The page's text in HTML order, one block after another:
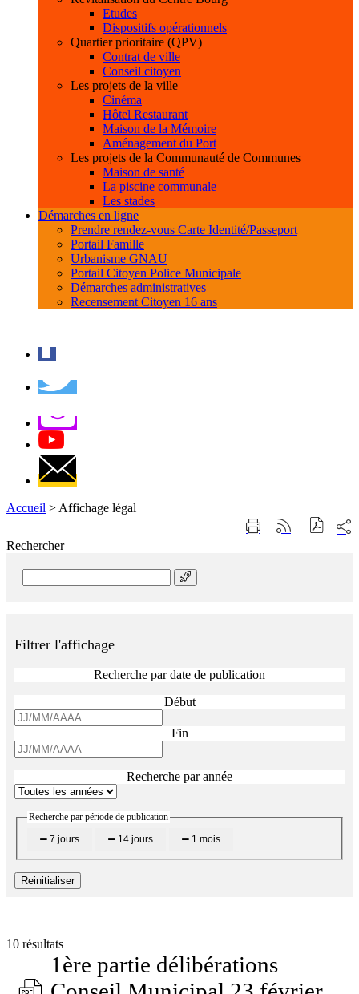
Etudes
Dispositifs opérationnels
Quartier prioritaire (QPV)
Contrat de ville
Conseil citoyen
Les projets de la ville
Cinéma
Hôtel Restaurant
Maison de la Mémoire
Aménagement du Port
Les projets de la Communauté de Communes
Maison de santé
La piscine communale
Les stades
Démarches en ligne
Prendre rendez-vous Carte Identité/Passeport
Portail Famille
Urbanisme GNAU
Portail Citoyen Police Municipale
Démarches administratives
Recensement Citoyen 16 ans
Accueil > Affichage légal
ImprimerGénérer
sur
Rechercher
Rechercher
Filtrer l'affichage
Recherche par date de publication
Début
Fin
Recherche par année
Recherche par période de publication
7 jours
14 jours 1 mois
Reinitialiser
10 résultats
1ère partie délibérations